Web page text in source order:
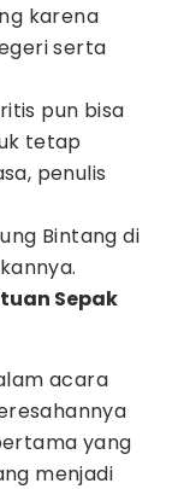
karena
serta
pun bisa
tetap
penulis
Bintang di
Sepak
acara
yang
menjadi